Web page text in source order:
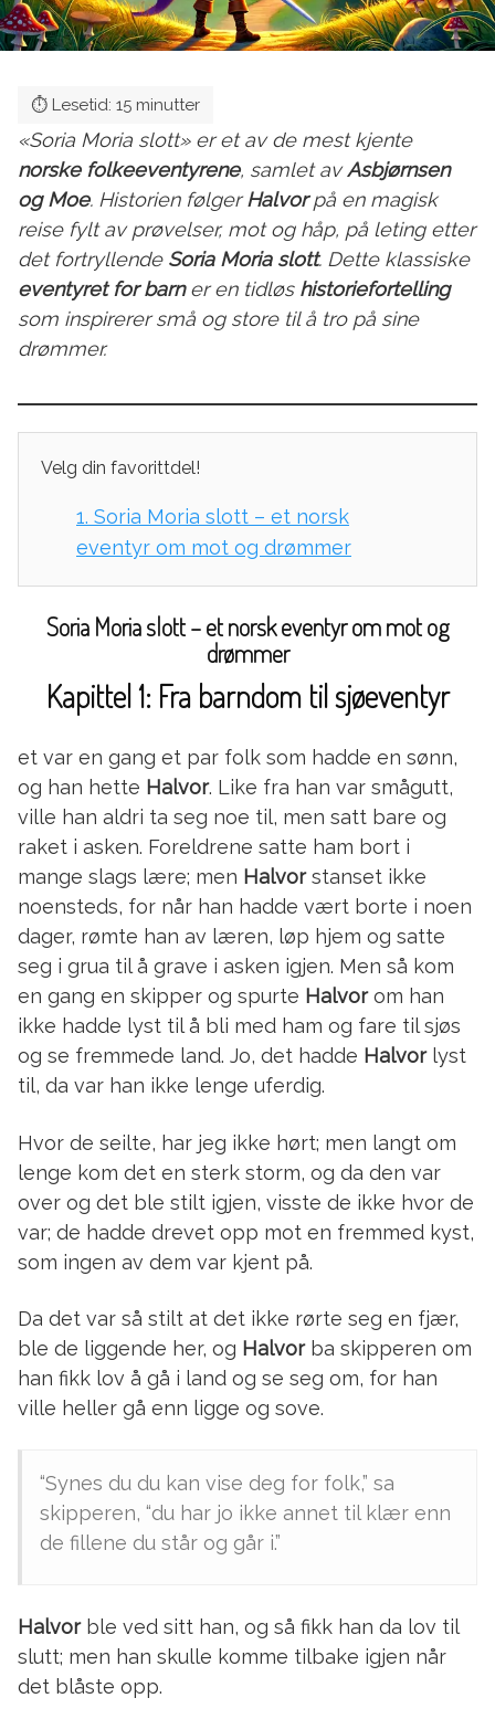
«Soria Moria slott» er et av de mest kjente
norske folkeeventyrene, samlet avAsbjørnsen
og Moe. Historien følgerHalvorpå en magisk
reise fylt av prøvelser, mot og håp, på leting etter
det fortryllende Soria Moria slott. Dette klassiske
eventyret for barner en tidløs historiefortelling
som inspirerer små og store til å tro på sine
drømmer.
Velg din favorittdel!
1. Soria Moria slott – et norsk
eventyr om mot og drømmer
Soria Moria slott – et norsk eventyr om mot og
drømmer
Kapittel 1: Fra barndom til sjøeventyr
et var en gang et par folk som hadde en sønn,
og han hette Halvor. Like fra han var smågutt,
ville han aldri ta seg noe til, men satt bare og
raket i asken. Foreldrene satte ham bort i
mange slags lære; men Halvorstanset ikke
noensteds, for når han hadde vært borte i noen
dager, rømte han av læren, løp hjem og satte
seg i grua til å grave i asken igjen. Men så kom
en gang en skipper og spurte Halvorom han
ikke hadde lyst til å bli med ham og fare til sjøs
og se fremmede land. Jo, det hadde Halvorlyst
til, da var han ikke lenge uferdig.
Hvor de seilte, har jeg ikke hørt; men langt om
lenge kom det en sterk storm, og da den var
over og det ble stilt igjen, visste de ikke hvor de
var; de hadde drevet opp mot en fremmed kyst,
som ingen av dem var kjent på.
Da det var så stilt at det ikke rørte seg en fjær,
ble de liggende her, og Halvorba skipperen om
han fikk lov å gå i land og se seg om, for han
ville heller gå enn ligge og sove.
“Synes du du kan vise deg for folk,” sa
skipperen, “du har jo ikke annet til klær enn
de fillene du står og går i.”
Halvorble ved sitt han, og så fikk han da lov til
slutt; men han skulle komme tilbake igjen når
det blåste opp.